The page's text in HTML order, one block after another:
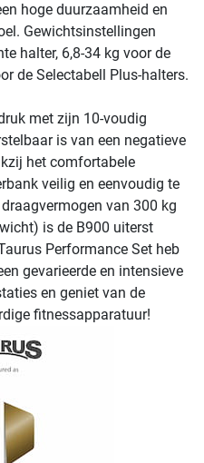
hoge duurzaamheid en
Gewichtsinstellingen
halter, 6,8-34 kg voor de
de Selectabell Plus-halters.
met zijn 10-voudig
is van een negatieve
het comfortabele
veilig en eenvoudig te
van 300 kg
is de B900 uiterst
Performance Set heb
gevarieerde en intensieve
en geniet van de
fitnessapparatuur!